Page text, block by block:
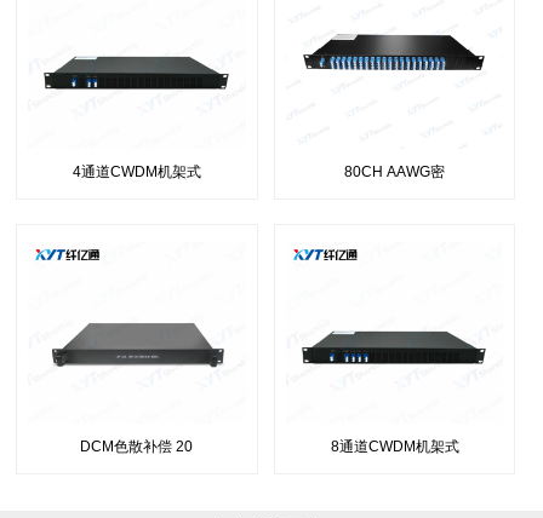
4通道CWDM机架式 80CH AAWG密
DCM色散补偿 20 8通道CWDM机架式